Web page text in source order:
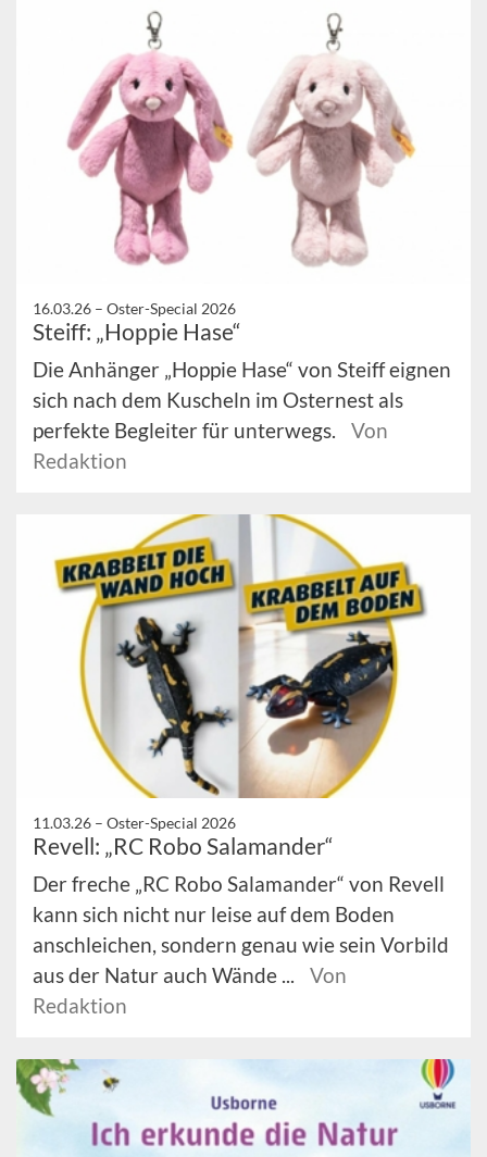
16.03.26 – Oster-Special 2026
Steiff: „Hoppie Hase“
Die Anhänger „Hoppie Hase“ von Steiff eignen
sich nach dem Kuscheln im Osternest als
perfekte Begleiter für unterwegs.
Von
Redaktion
11.03.26 – Oster-Special 2026
Revell: „RC Robo Salamander“
Der freche „RC Robo Salamander“ von Revell
kann sich nicht nur leise auf dem Boden
anschleichen, sondern genau wie sein Vorbild
aus der Natur auch Wände ...
Von
Redaktion